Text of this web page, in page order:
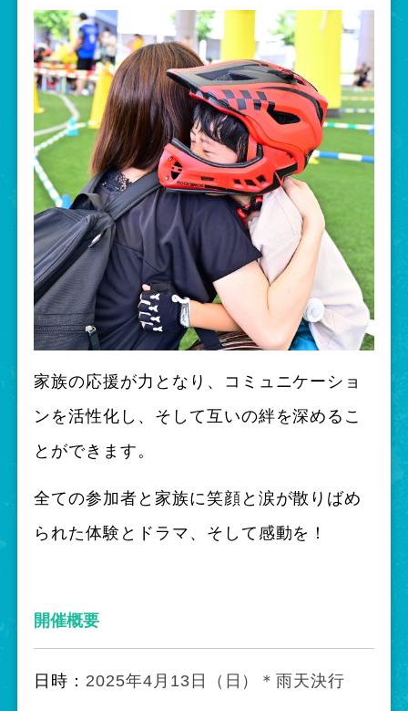
家族の応援が力となり、コミュニケーショ
ンを活性化し、そして互いの絆を深めるこ
とができます。
全ての参加者と家族に笑顔と涙が散りばめ
られた体験とドラマ、そして感動を！
開催概要
日時： 2025年4月13日（日）＊雨天決行